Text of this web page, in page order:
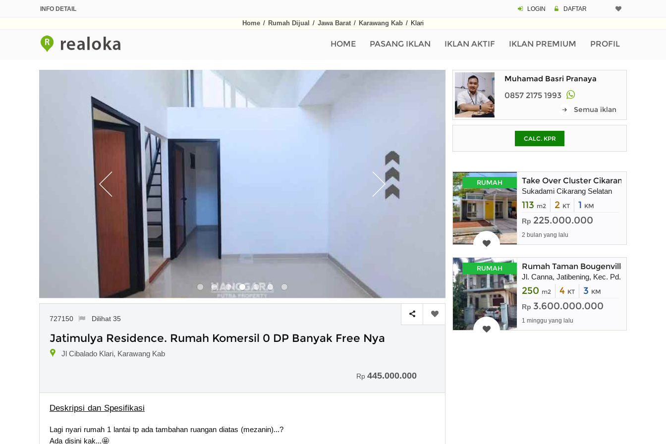
INFO DETAIL LOGIN DAFTAR
Home / Rumah Dijual / Jawa Barat / Karawang Kab / Klari
HOME PASANG IKLAN IKLAN AKTIF IKLAN PREMIUM PROFIL
727150 Dilihat 35
Jatimulya Residence. Rumah Komersil 0 DP Banyak Free Nya
Jl Cibalado Klari, Karawang Kab
Rp 445.000.000
Deskripsi dan Spesifikasi
Lagi nyari rumah 1 lantai tp ada tambahan ruangan diatas (mezanin)...?
Ada disini kak...🤩
Pinjaman (PIN)
pada kotak-
Muhamad Basri Pranaya
0857 2175 1993
Semua iklan
CALC. KPR
RUMAH Take Over Cluster Cikarang Pass
Sukadami Cikarang Selatan
113 m2 2 KT 1 KM
Rp 225.000.000
2 bulan yang lalu
RUMAH Rumah Taman Bougenville Estate,
Jl. Canna, Jatibening, Kec. Pd. Gede, Kota
250 m2 4 KT 3 KM
Rp 3.600.000.000
1 minggu yang lalu